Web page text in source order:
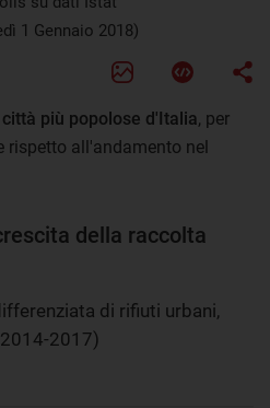
1 Gennaio 2018)
più popolose d'Italia, per
rispetto all'andamento nel
della raccolta
di rifiuti urbani,
2017)